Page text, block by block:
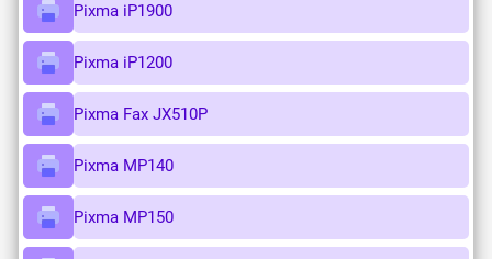
Pixma iP1900
Pixma iP1200
Pixma Fax JX510P
Pixma MP140
Pixma MP150